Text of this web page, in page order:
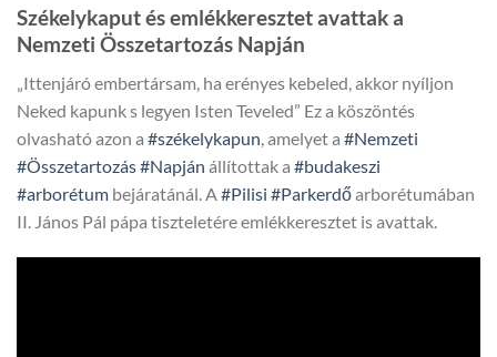
Székelykaput és emlékkeresztet avattak a
Nemzeti Összetartozás Napján
„Ittenjáró embertársam, ha erényes kebeled, akkor nyíljon
Neked kapunk s legyen Isten Teveled” Ez a köszöntés
olvasható azon a #székelykapun , amelyet a #Nemzeti
#Összetartozás#Napján állítottak a #budakeszi
#arborétum bejáratánál. A #Pilisi #Parkerdőarborétumában
II. János Pál pápa tiszteletére emlékkeresztet is avattak.